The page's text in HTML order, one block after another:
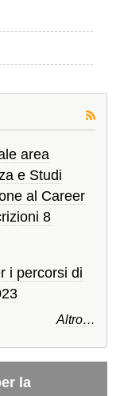
area
e Studi
al Career
8
i percorsi di
Altro…
la